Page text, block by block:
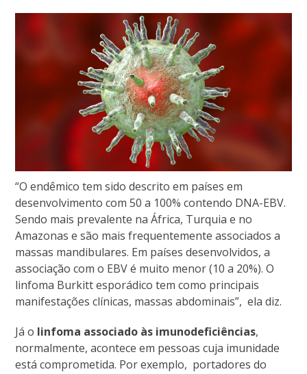
“O endêmico tem sido descrito em países em
desenvolvimento com 50 a 100% contendo DNA-EBV.
Sendo mais prevalente na África, Turquia e no
Amazonas e são mais frequentemente associados a
massas mandibulares. Em países desenvolvidos, a
associação com o EBV é muito menor (10 a 20%). O
linfoma Burkitt esporádico tem como principais
manifestações clínicas, massas abdominais”, ela diz.
Já o linfoma associado às imunodeficiências,
normalmente, acontece em pessoas cuja imunidade
está comprometida. Por exemplo, portadores do